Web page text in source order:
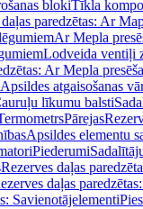
blokiTīkla
paredzētas: Ar
Ar Mepla
Lodveida ventiļi
Ar Mepla
Apsildes atgaisošanas
līkumu balsti
Pārejas
Apsildes elementu
Piederumi
Rezerves daļas
daļas
Savienotājelementi